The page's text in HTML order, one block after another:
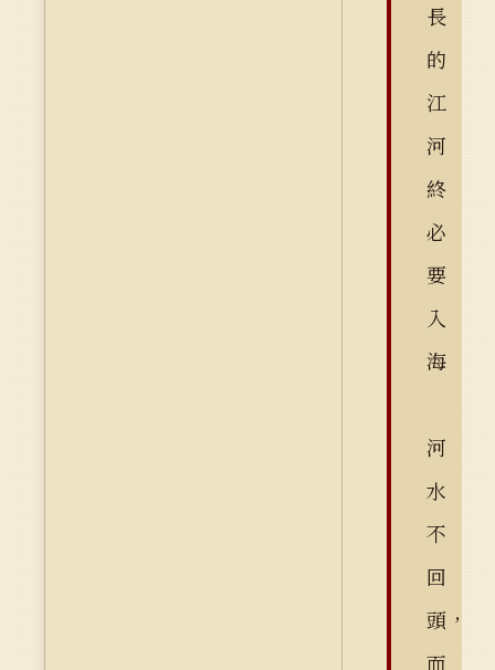
長
的
江
河
終
必
要
入
海
河
水
不
回
頭，
而